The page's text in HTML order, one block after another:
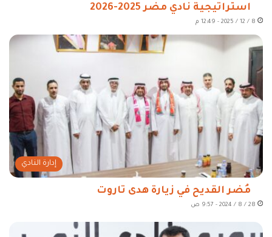
استراتيجية نادي مضر 2025-2026
8 / 12 / 2025 - 12:49 م
إدارة النادي
مُضر القديح في زيارة هدى تاروت
28 / 8 / 2024 - 9:57 ص